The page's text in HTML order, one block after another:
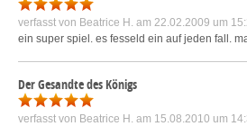
verfasst von Beatrice H. am 22.02.2009 um
ein super spiel. es fesseld ein auf jeden fall.
Der Gesandte des Königs
verfasst von Beatrice H. am 15.08.2010 um